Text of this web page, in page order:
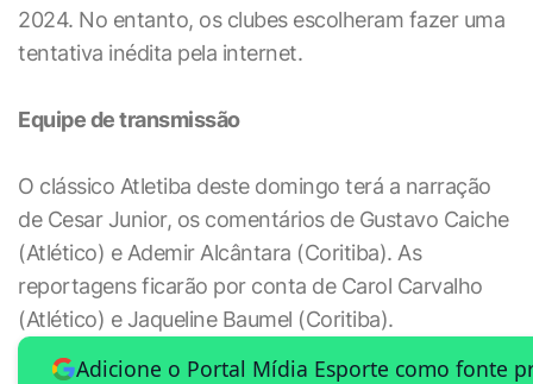
2024. No entanto, os clubes escolheram fazer uma
tentativa inédita pela internet.
Equipe de transmissão
O clássico Atletiba deste domingo terá a narração
de Cesar Junior, os comentários de Gustavo Caiche
(Atlético) e Ademir Alcântara (Coritiba). As
reportagens ficarão por conta de Carol Carvalho
(Atlético) e Jaqueline Baumel (Coritiba).
Adicione o Portal Mídia Esporte como fonte